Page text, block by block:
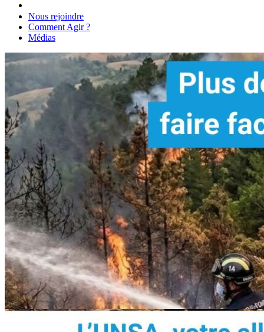
Nous rejoindre
Comment Agir ?
Médias